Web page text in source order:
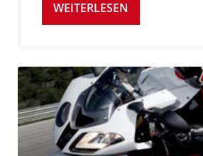
WEITERLESEN